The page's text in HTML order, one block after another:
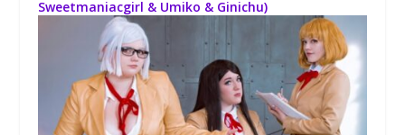
Sweetmaniacgirl & Umiko & Ginichu)